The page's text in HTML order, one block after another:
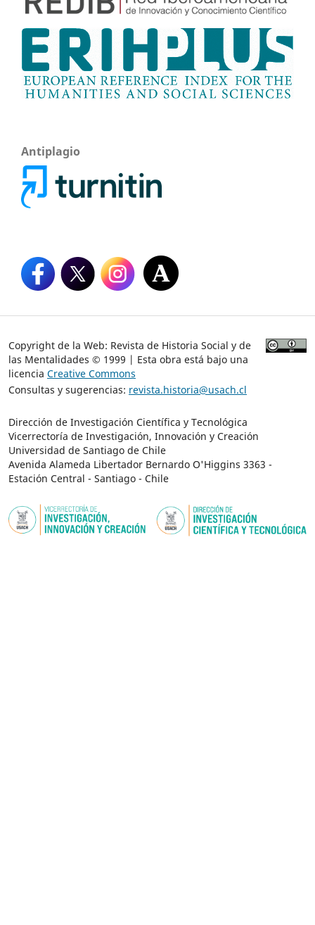
Antiplagio
Copyright de la Web: Revista de Historia Social y de
las Mentalidades © 1999 | Esta obra está bajo una
licencia Creative Commons
Consultas y sugerencias: revista.historia@usach.cl
Dirección de Investigación Científica y Tecnológica
Vicerrectoría de Investigación, Innovación y Creación
Universidad de Santiago de Chile
Avenida Alameda Libertador Bernardo O'Higgins 3363 -
Estación Central - Santiago - Chile